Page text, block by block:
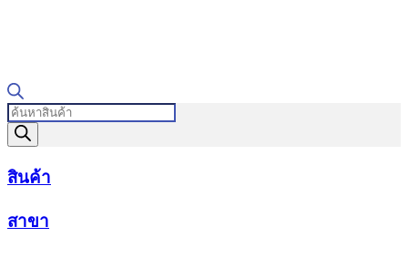
Products
search
สินค้า
สาขา